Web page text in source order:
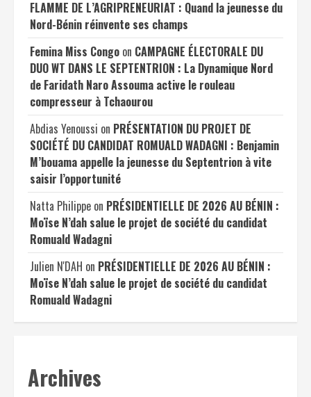
FLAMME DE L’AGRIPRENEURIAT : Quand la jeunesse du
Nord-Bénin réinvente ses champs
Femina Miss Congo on CAMPAGNE ÉLECTORALE DU
DUO WT DANS LE SEPTENTRION : La Dynamique Nord
de Faridath Naro Assouma active le rouleau
compresseur à Tchaourou
Abdias Yenoussi on PRÉSENTATION DU PROJET DE
SOCIÉTÉ DU CANDIDAT ROMUALD WADAGNI : Benjamin
M’bouama appelle la jeunesse du Septentrion à vite
saisir l’opportunité
Natta Philippe on PRÉSIDENTIELLE DE 2026 AU BÉNIN :
Moïse N’dah salue le projet de société du candidat
Romuald Wadagni
Julien N'DAH on PRÉSIDENTIELLE DE 2026 AU BÉNIN :
Moïse N’dah salue le projet de société du candidat
Romuald Wadagni
Archives